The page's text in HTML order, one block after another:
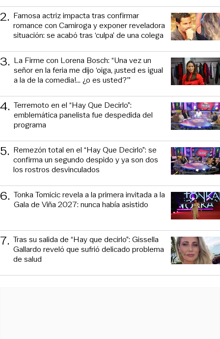
2. Famosa actriz impacta tras confirmar
romance con Camiroga y exponer reveladora
situación: se acabó tras ‘culpa’ de una colega
3. La Firme con Lorena Bosch: “Una vez un
señor en la feria me dijo ‘oiga, ¡usted es igual
a la de la comedia!... ¿o es usted?’”
4. Terremoto en el “Hay Que Decirlo”:
emblemática panelista fue despedida del
programa
5. Remezón total en el “Hay Que Decirlo”: se
confirma un segundo despido y ya son dos
los rostros desvinculados
6. Tonka Tomicic revela a la primera invitada a la
Gala de Viña 2027: nunca había asistido
7. Tras su salida de “Hay que decirlo”: Gissella
Gallardo reveló que sufrió delicado problema
de salud